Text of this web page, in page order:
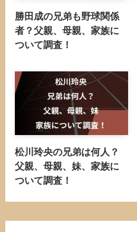
勝田成の兄弟も野球関係
者？父親、母親、家族に
ついて調査！
松川玲央の兄弟は何人？
父親、母親、妹、家族に
ついて調査！